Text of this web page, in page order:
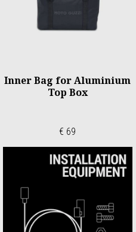
Inner Bag for Aluminium
Top Box
€ 69